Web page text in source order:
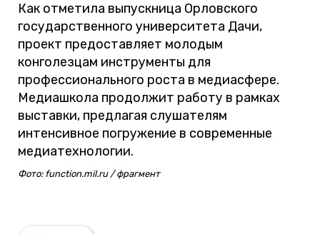
Как отметила выпускница Орловского
государственного университета Дачи,
проект предоставляет молодым
конголезцам инструменты для
профессионального роста в медиасфере.
Медиашкола продолжит работу в рамках
выставки, предлагая слушателям
интенсивное погружение в современные
медиатехнологии.
Фото: function.mil.ru / фрагмент